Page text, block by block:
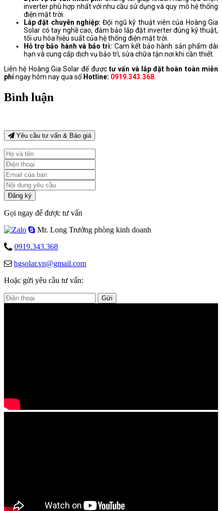
inverter phù hợp nhất với nhu cầu sử dụng và quy mô hệ thống
điện mặt trời.
Lắp đặt chuyên nghiệp:Đội ngũ kỹ thuật viên của Hoàng Gia
Solar có tay nghề cao, đảm bảo lắp đặt inverter đúng kỹ thuật,
tối ưu hóa hiệu suất của hệ thống điện mặt trời.
Hỗ trợ bảo hành và bảo trì: Cam kết bảo hành sản phẩm dài
hạn và cung cấp dịch vụ bảo trì, sửa chữa tận nơi khi cần thiết.
Liên hệ Hoàng Gia Solar để được tư vấn và lắp đặt hoàn toàn miễn
phíngay hôm nay qua số Hotline: 0919.343.368.
Bình luận
Yêu cầu tư vấn & Báo giá
Đăng ký
Gọi ngay để được tư vấn
Mr. Long Trưởng phòng kinh doanh
0919.343.368
hgsolar.vn@gmail.com
Hoặc gửi yêu cầu tư vấn:
Gửi